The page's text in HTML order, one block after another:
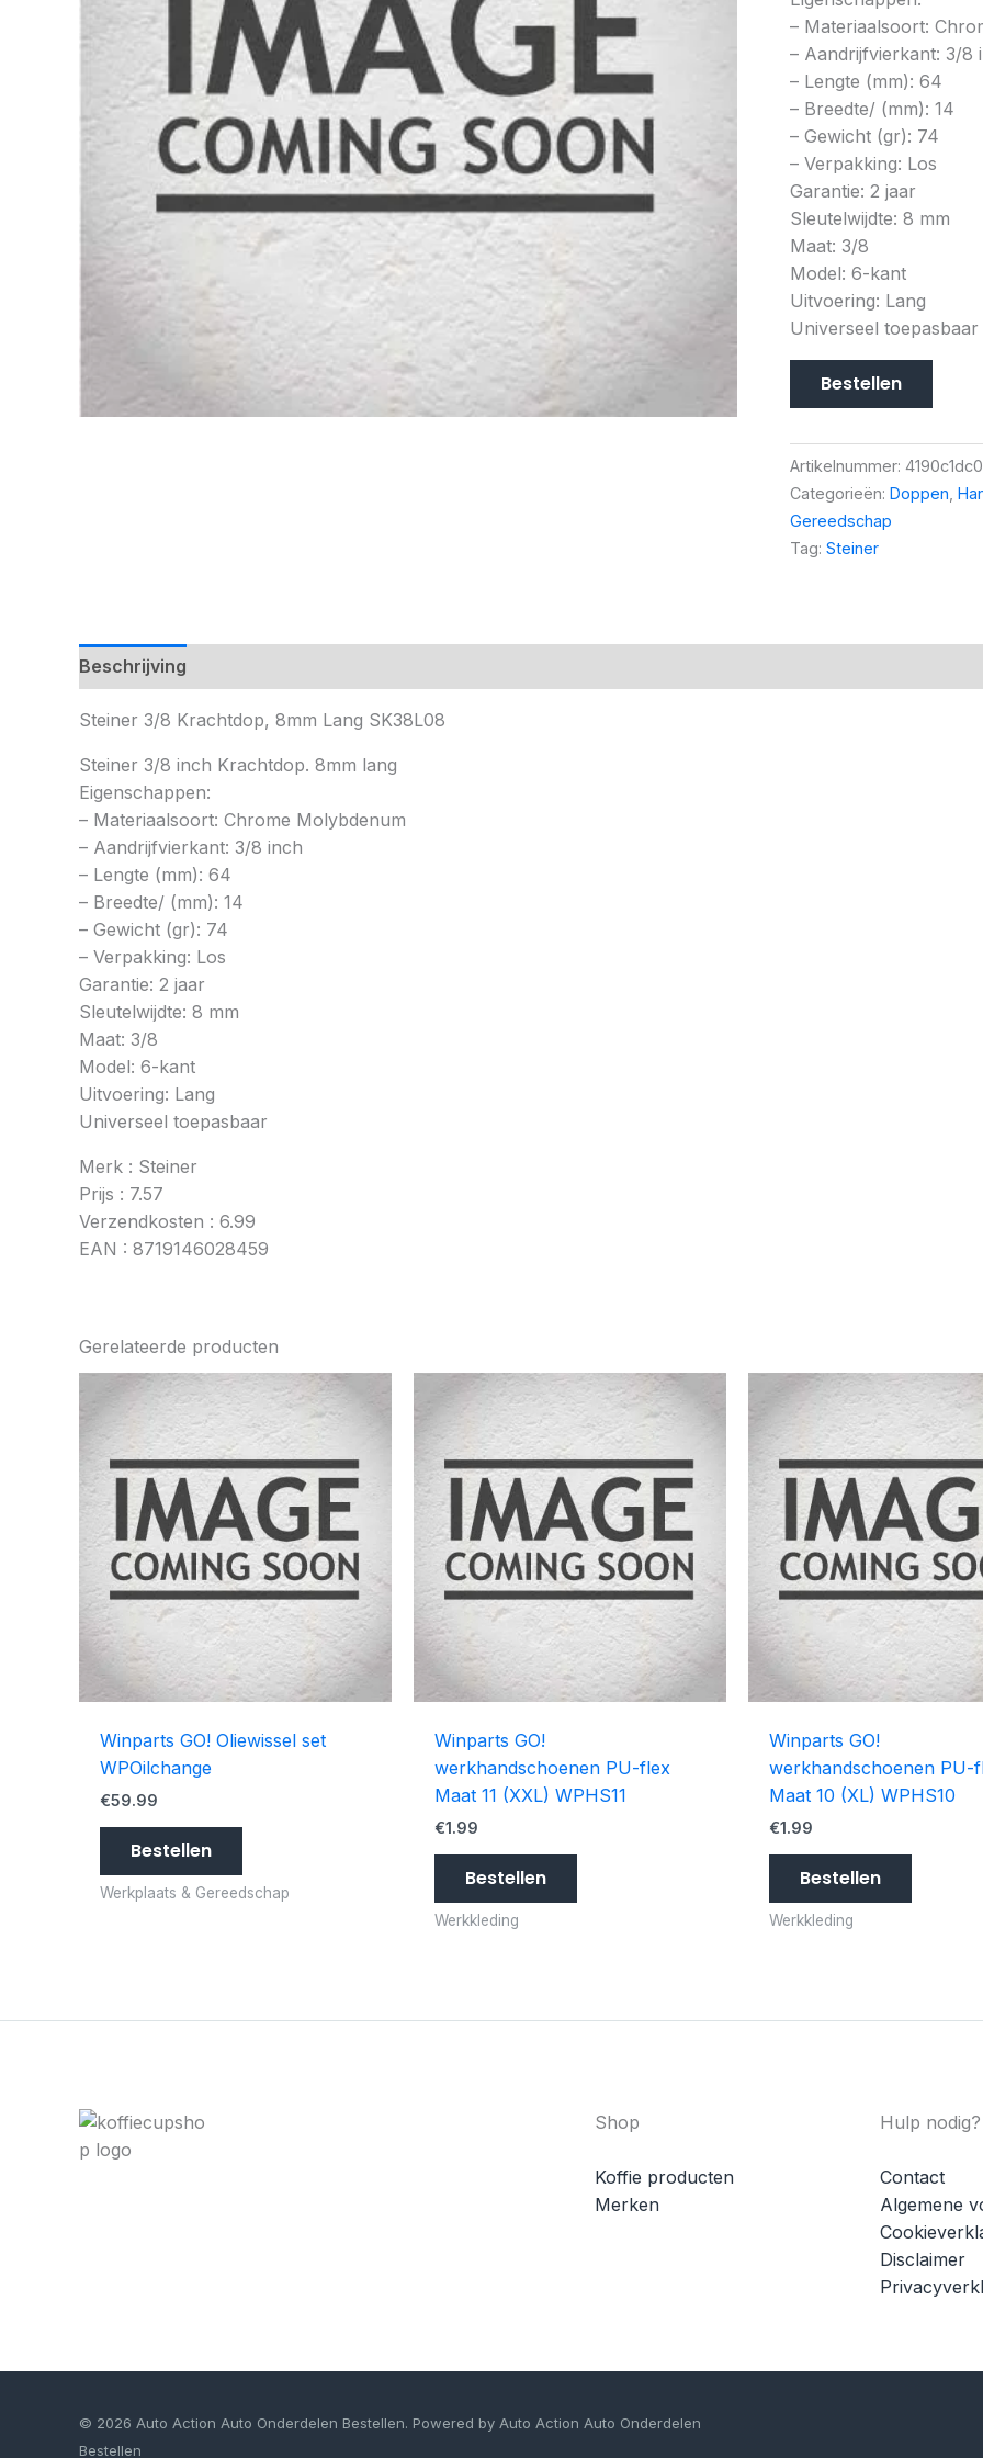
– Materiaalsoort:
– Aandrijfvierkant: 3/8
– Lengte (mm): 64
– Breedte/ (mm): 14
– Gewicht (gr): 74
– Verpakking: Los
Garantie: 2 jaar
Sleutelwijdte: 8 mm
Maat: 3/8
Model: 6-kant
Uitvoering: Lang
Universeel toepasbaar
Bestellen
Artikelnummer:
Categorieën: Doppen
Gereedschap
Tag: Steiner
Beschrijving
Steiner 3/8 Krachtdop, 8mm Lang SK38L08
Steiner 3/8 inch Krachtdop. 8mm lang
Eigenschappen:
– Materiaalsoort: Chrome Molybdenum
– Aandrijfvierkant: 3/8 inch
– Lengte (mm): 64
– Breedte/ (mm): 14
– Gewicht (gr): 74
– Verpakking: Los
Garantie: 2 jaar
Sleutelwijdte: 8 mm
Maat: 3/8
Model: 6-kant
Uitvoering: Lang
Universeel toepasbaar
Merk : Steiner
Prijs : 7.57
Verzendkosten : 6.99
EAN : 8719146028459
Gerelateerde producten
Winparts GO! Oliewissel set
WPOilchange
€59.99
Bestellen
Werkplaats & Gereedschap
Winparts GO!
werkhandschoenen PU-flex
Maat 11 (XXL) WPHS11
€1.99
Bestellen
Werkkleding
Winparts GO!
werkhandschoenen PU-
Maat 10 (XL) WPHS10
€1.99
Bestellen
Werkkleding
Shop
Koffie producten
Merken
Hulp nodig?
Contact
Algemene
Disclaimer
© 2026 Auto Action Auto Onderdelen Bestellen. Powered by Auto Action Auto Onderdelen
Bestellen